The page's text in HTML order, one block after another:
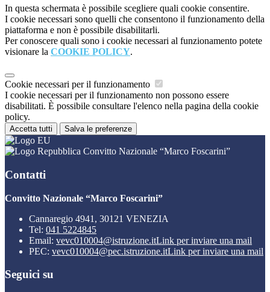
In questa schermata è possibile scegliere quali cookie consentire.
I cookie necessari sono quelli che consentono il funzionamento della
piattaforma e non è possibile disabilitarli.
Per conoscere quali sono i cookie necessari al funzionamento potete
visionare la COOKIE POLICY.
Cookie necessari per il funzionamento
I cookie necessari per il funzionamento non possono essere
disabilitati. È possibile consultare l'elenco nella pagina della cookie
policy.
Accetta tutti Salva le preferenze
Convitto Nazionale “Marco Foscarini”
Contatti
Convitto Nazionale “Marco Foscarini”
Cannaregio 4941, 30121 VENEZIA
Tel: 041 5224845
Email: vevc010004@istruzione.itLink per inviare una mail
PEC: vevc010004@pec.istruzione.itLink per inviare una mail
Seguici su